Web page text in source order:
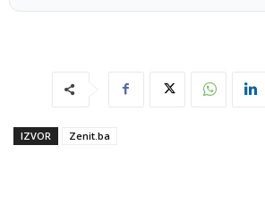
IZVOR Zenit.ba